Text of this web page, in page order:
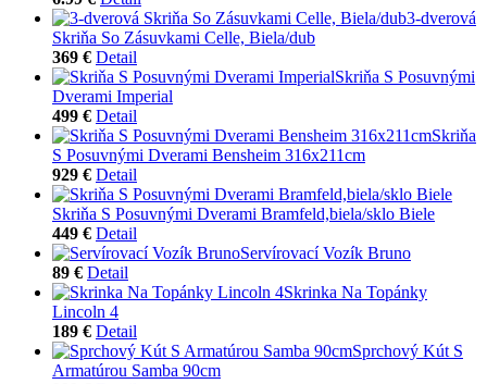
3-dverová
Skriňa So Zásuvkami Celle, Biela/dub
369 € Detail
Skriňa S Posuvnými
Dverami Imperial
499 € Detail
Skriňa
S Posuvnými Dverami Bensheim 316x211cm
929 € Detail
Skriňa S Posuvnými Dverami Bramfeld,biela/sklo Biele
449 € Detail
Servírovací Vozík Bruno
89 € Detail
Skrinka Na Topánky
Lincoln 4
189 € Detail
Sprchový Kút S
Armatúrou Samba 90cm